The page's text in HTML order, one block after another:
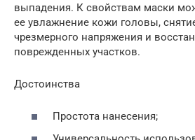
выпадения. К свойствам маски
ее увлажнение кожи головы,
чрезмерного напряжения и
поврежденных участков.
Достоинства
Простота нанесения;